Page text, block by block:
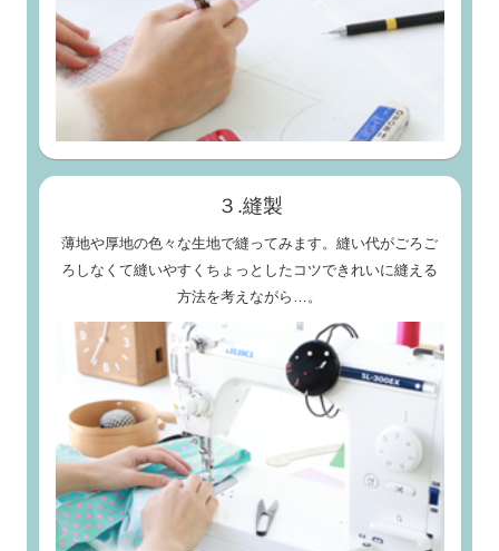
３.縫製
薄地や厚地の色々な生地で縫ってみます。縫い代がごろご
ろしなくて縫いやすくちょっとしたコツできれいに縫える
方法を考えながら…。